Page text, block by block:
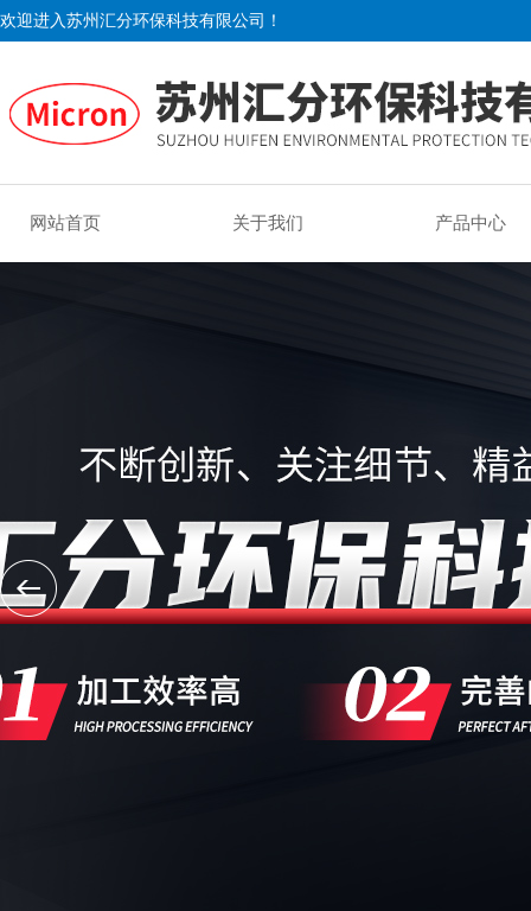
欢迎进入苏州汇分环保科技有限公司！
网站首页 关于我们 产品中心